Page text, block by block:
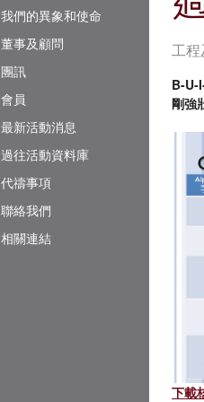
我們的異象和使命
董事及顧問
團訊
會員
最新活動消息
過往活動資料庫
代禱事項
聯絡我們
相關連結
工
B-
剛強
下載